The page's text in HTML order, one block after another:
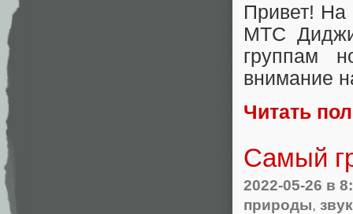
Привет! На
МТС
группам
внимание
Читать
Самый
2022-05-26 в
природы,